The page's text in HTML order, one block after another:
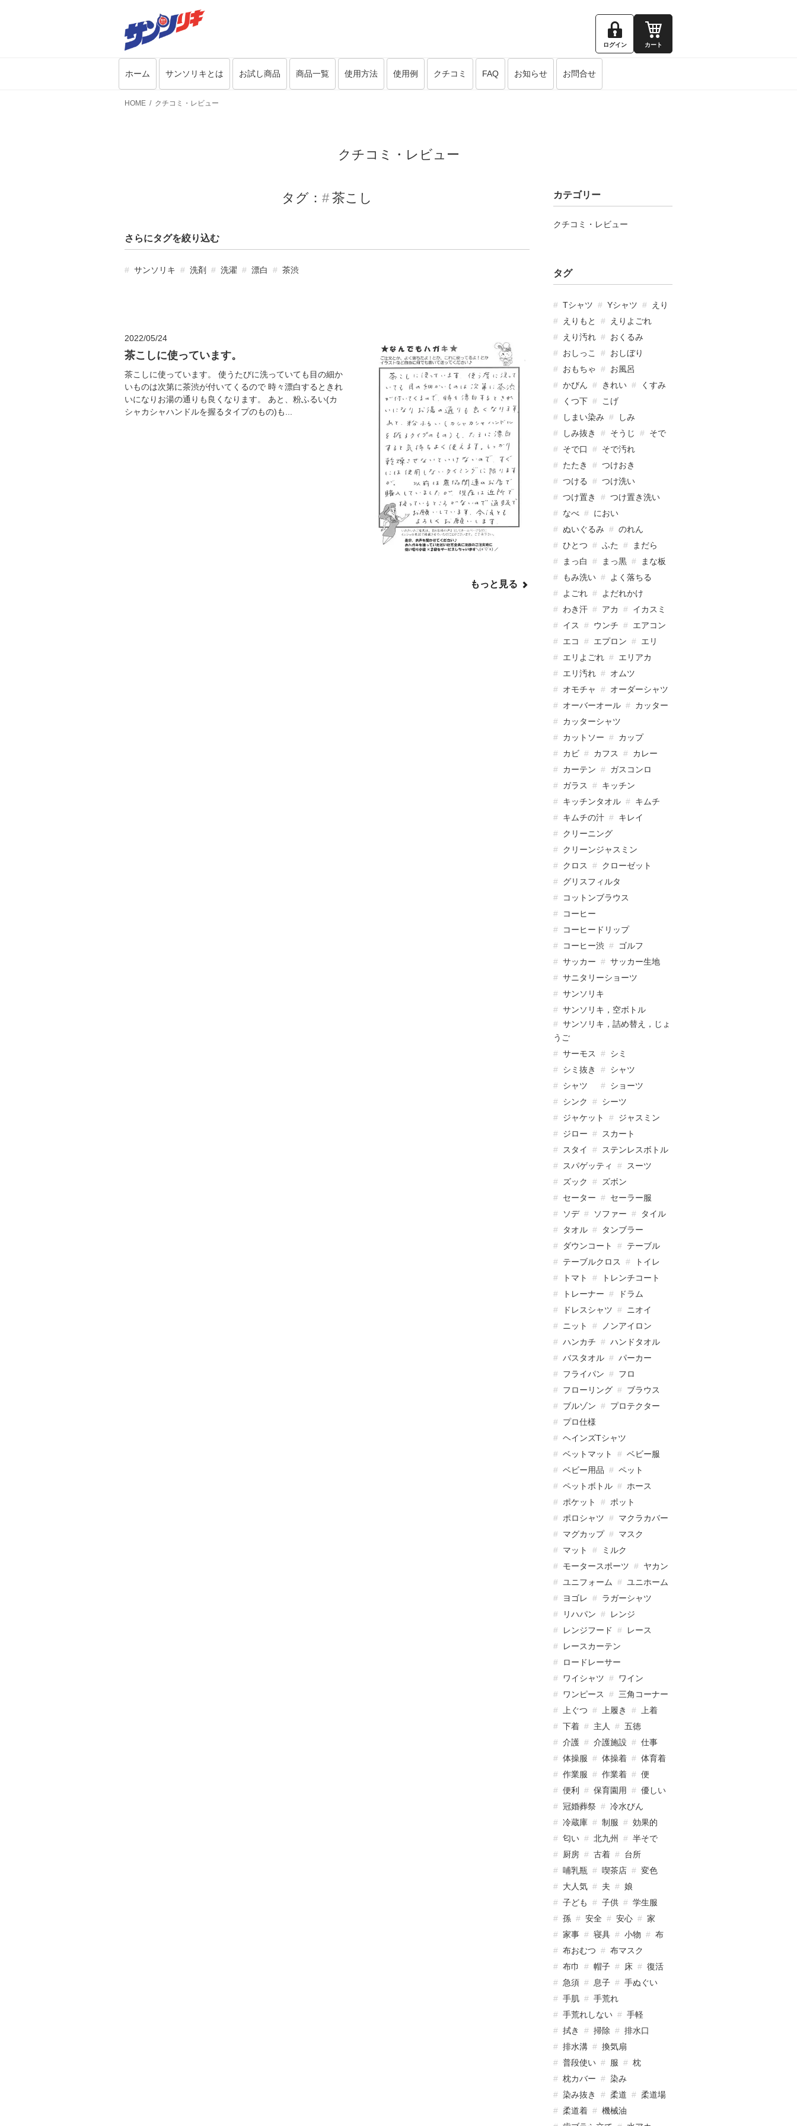
ログイン カート
ホーム サンソリキとは お試し商品 商品一覧 使用方法 使用例 クチコミ FAQ お知らせ お問合せ
HOME クチコミ・レビュー
クチコミ・レビュー
タグ： 茶こし
さらにタグを絞り込む
サンソリキ 洗剤 洗濯 漂白 茶渋
2022/05/24
茶こしに使っています。
茶こしに使っています。 使うたびに洗っていても目の細か
いものは次第に茶渋が付いてくるので 時々漂白するときれ
いになりお湯の通りも良くなります。 あと、粉ふるい(カ
シャカシャハンドルを握るタイプのもの)も...
もっと見る
カテゴリー
クチコミ・レビュー
タグ
Tシャツ Yシャツ
えり
えりもと
えりよごれ
えり汚れ
おくるみ
おしっこ
おしぼり
おもちゃ
お風呂
かびん
きれい
くすみ
くつ下
こげ
しまい染み
しみ
しみ抜き
そうじ
そで
そで口
そで汚れ
たたき
つけおき
つける
つけ洗い
つけ置き
つけ置き洗い
なべ
におい
ぬいぐるみ
のれん
ひとつ
ふた
まだら
まっ白
まっ黒
まな板
もみ洗い
よく落ちる
よごれ
よだれかけ
わき汗
アカ
イカスミ
イス
ウンチ
エアコン
エコ
エプロン
エリ
エリよごれ
エリアカ
エリ汚れ
オムツ
オモチャ
オーダーシャツ
オーバーオール
カッター
カッターシャツ
カットソー
カップ
カビ
カフス
カレー
カーテン
ガスコンロ
ガラス
キッチン
キッチンタオル
キムチ
キムチの汁
キレイ
クリーニング
クリーンジャスミン
クロス
クローゼット
グリスフィルタ
コットンブラウス
コーヒー
コーヒードリップ
コーヒー渋
ゴルフ
サッカー
サッカー生地
サニタリーショーツ
サンソリキ
サンソリキ，空ボトル
サンソリキ，詰め替え，じょ
うご
サーモス
シミ
シミ抜き
シャツ
シャツ
ショーツ
シンク
シーツ
ジャケット
ジャスミン
ジロー
スカート
スタイ
ステンレスボトル
スパゲッティ
スーツ
ズック
ズボン
セーター
セーラー服
ソデ
ソファー
タイル
タオル
タンブラー
ダウンコート
テーブル
テーブルクロス
トイレ
トマト
トレンチコート
トレーナー
ドラム
ドレスシャツ
ニオイ
ニット
ノンアイロン
ハンカチ
ハンドタオル
バスタオル
パーカー
フライパン
フロ
フローリング
ブラウス
ブルゾン
プロテクター
プロ仕様
ヘインズTシャツ
ベットマット
ベビー服
ベビー用品
ペット
ペットボトル
ホース
ポケット
ポット
ポロシャツ
マクラカバー
マグカップ
マスク
マット
ミルク
モータースポーツ
ヤカン
ユニフォーム
ユニホーム
ヨゴレ
ラガーシャツ
リハパン
レンジ
レンジフード
レース
レースカーテン
ロードレーサー
ワイシャツ
ワイン
ワンピース
三角コーナー
上ぐつ
上履き
上着
下着
主人
五徳
介護
介護施設
仕事
体操服
体操着
体育着
作業服
作業着
便
便利
保育園用
優しい
冠婚葬祭
冷水びん
冷蔵庫
制服
効果的
匂い
北九州
半そで
厨房
古着
台所
哺乳瓶
喫茶店
変色
大人気
夫
娘
子ども
子供
学生服
孫
安全 安心
家
家事
寝具 小物
布
布おむつ
布マスク
布巾
帽子 床
復活
急須
息子
手ぬぐい
手肌
手荒れ
手荒れしない
手軽
拭き
掃除
排水口
排水溝
換気扇
普段使い
服
枕
枕カバー
染み
染み抜き
柔道
柔道場
柔道着
機械油